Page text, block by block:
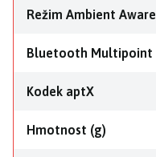
Režim Ambient Aware
Bluetooth Multipoint
Kodek aptX
Hmotnost (g)